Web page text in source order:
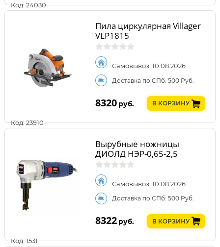
Код: 24030
Код: 23910
Пила циркулярная Villager
VLP1815
Самовывоз: 10.08.2026
Доставка по СПб: 500 Руб.
8320 руб. В КОРЗИНУ
Код: 1531
Вырубные ножницы
ДИОЛД НЭР-0,65-2,5
Самовывоз: 10.08.2026
Доставка по СПб: 500 Руб.
8322 руб. В КОРЗИНУ